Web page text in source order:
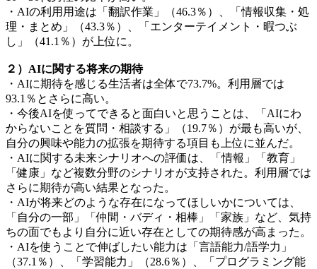
・AIの利用用途は「翻訳作業」（46.3％）、「情報収集・処
理・まとめ」（43.3％）、「エンターテイメント・暇つぶ
し」（41.1％）が上位に。
２）AIに関する将来の期待
・AIに期待を感じる生活者は全体で73.7%。利用層では
93.1％とさらに高い。
・今後AIを使ってできると面白いと思うことは、「AIにわ
からないことを質問・相談する」（19.7％）が最も高いが、
自分の興味や能力の拡張を期待する項目も上位に並んだ。
・AIに関する未来シナリオへの評価は、「情報」「教育」
「健康」など複数分野のシナリオが支持された。利用層では
さらに期待が高い結果となった。
・AIが将来どのような存在になってほしいかについては、
「自分の一部」「仲間・バディ・相棒」「家族」など、気持
ちの面でもより自分に近い存在としての期待感が高まった。
・AIを使うことで伸ばしたい能力は「言語能力/語学力」
（37.1％）、「学習能力」（28.6％）、「プログラミング能